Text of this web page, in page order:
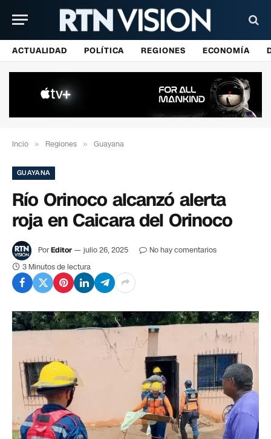
ACTUALIDAD POLÍTICA REGIONES ECONOMÍA
Incio » Regiones » Guayana
GUAYANA
Río Orinoco alcanzó alerta
roja en Caicara del Orinoco
PorEditor julio 26, 2025
No hay comentarios
3 Minutos de lectura